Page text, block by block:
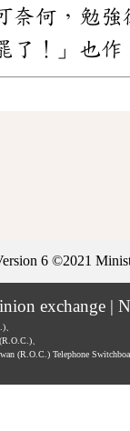
奈何，勉
了！」也作
6 ©2021
exchange |
、
(R.O.C.) Telephone